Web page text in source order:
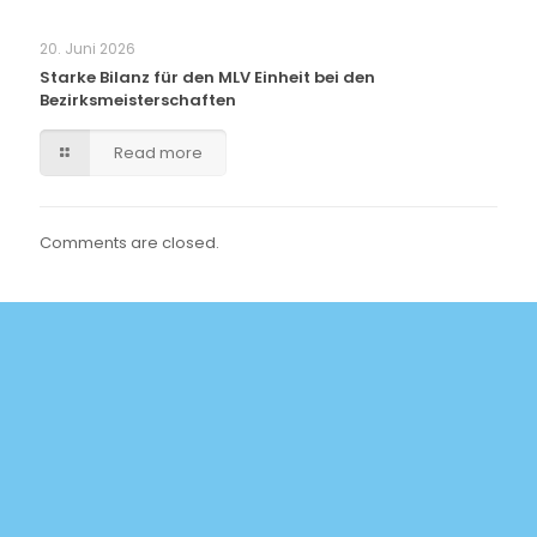
20. Juni 2026
Starke Bilanz für den MLV Einheit bei den
Bezirksmeisterschaften
Read more
Comments are closed.